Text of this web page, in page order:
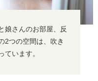
娘さんのお部屋、反
2つの空間は、吹き
います。